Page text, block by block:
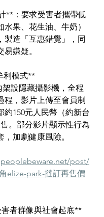
水果、花生油、牛奶）
製造「互惠錯覺」，同
易嫌疑。
利模式**
程，影片上傳至會員制
約150元人民幣（約新台
。部分影片顯示性行為
加劇健康風險。
post/
elize-park-撻訂再售價
者群像與社會起底**